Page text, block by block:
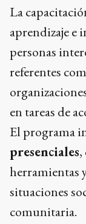
La
aprendizaje e
personas
referentes
en tareas de
El programa
presenciales,
herramientas
situaciones
comunitaria.